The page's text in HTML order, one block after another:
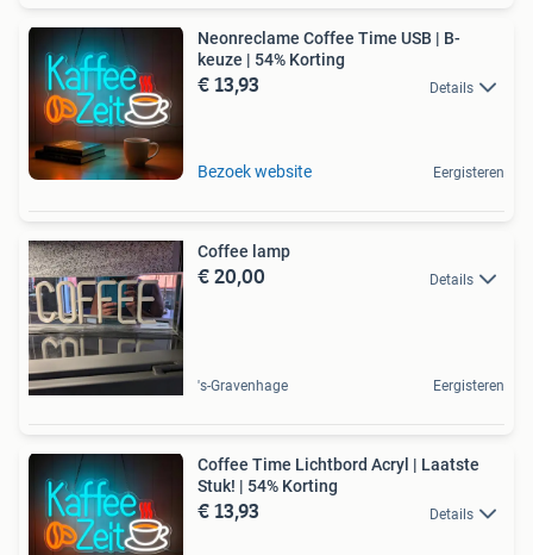
Neonreclame Coffee Time USB | B-
keuze | 54% Korting
€ 13,93 Details
Bezoek website Eergisteren
Coffee lamp
€ 20,00 Details
's-Gravenhage Eergisteren
Coffee Time Lichtbord Acryl | Laatste
Stuk! | 54% Korting
€ 13,93 Details